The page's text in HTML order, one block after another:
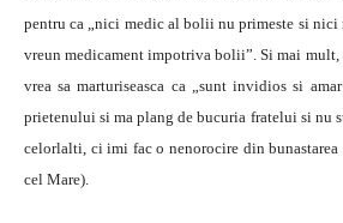
pentru ca „nici medic al bolii nu primeste si nici
vreun medicament impotriva bolii”. Si mai mult,
vrea sa marturiseasca ca „sunt invidios si
prietenului si ma plang de bucuria fratelui si nu
celorlalti, ci imi fac o nenorocire din bunastarea
cel Mare).